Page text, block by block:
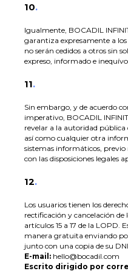
10.
Igualmente, BOCADIL
garantiza expresamente a los
no serán cedidos a otros sin
expreso, informado e
11.
Sin embargo, y de acuerdo
imperativo, BOCADIL
revelar a la autoridad pública
así como cualquier otra
sistemas informáticos,
con las disposiciones legales
12.
Los usuarios tienen los
rectificación y cancelación de
artículos 15 a 17 de la LOPD.
manera gratuita enviando
junto con una copia de su
E-mail: hello@bocadil.com
Escrito dirigido por